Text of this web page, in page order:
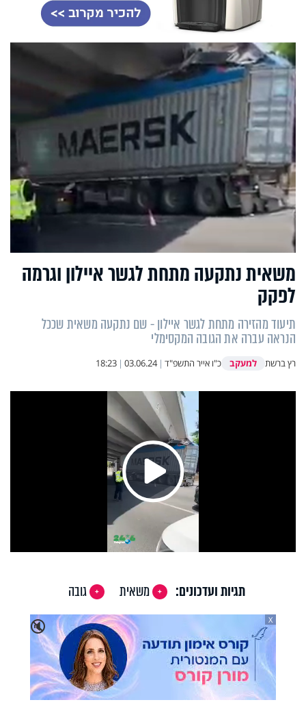
משאית נתקעה מתחת לגשר איילון וגרמה
לפקק
תיעוד מהזירה מתחת לגשר איילון - שם נתקעה משאית שככל
הנראה עברה את הגובה המקסימלי
רץ ברשת למעקב כ"ו אייר התשפ"ד |
03.06.24
|
18:23
Play
Video
תגיות ועדכונים: משאית
גובה
🔇
X